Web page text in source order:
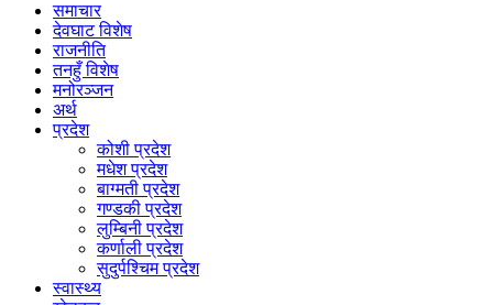
समाचार
देवघाट विशेष
राजनीति
तनहुँ विशेष
मनोरञ्जन
अर्थ
प्रदेश
कोशी प्रदेश
मधेश प्रदेश
बाग्मती प्रदेश
गण्डकी प्रदेश
लुम्बिनी प्रदेश
कर्णाली प्रदेश
सुदुर्पश्चिम प्रदेश
स्वास्थ्य